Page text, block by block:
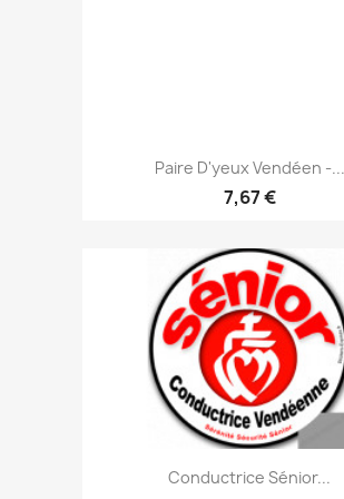
Paire D'yeux Vendéen -...
7,67 €
Conductrice Sénior...